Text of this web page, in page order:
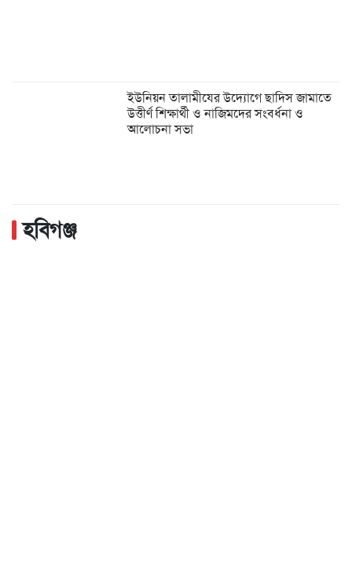
ইউনিয়ন তালামীযের উদ্যোগে ছাদিস জামাতে
উত্তীর্ণ শিক্ষার্থী ও নাজিমদের সংবর্ধনা ও
আলোচনা সভা
হবিগঞ্জ